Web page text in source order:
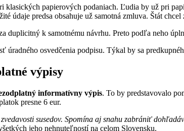
klasických papierových podaniach. Ľudia by už pri
údaje predsa obsahuje už samotná zmluva. Štát
duplicitný k samotnému návrhu. Preto podľa neho
osvedčenia podpisu. Týkal by sa
výpisy
informatívny výpis. To by predstavovalo
presne 6 eur.
zvedavosti susedov. Spomína aj snahu zabrániť
jeho nehnuteľností na celom Slovensku.